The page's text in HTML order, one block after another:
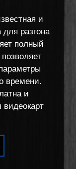
и
разгона
полный
времени.
и